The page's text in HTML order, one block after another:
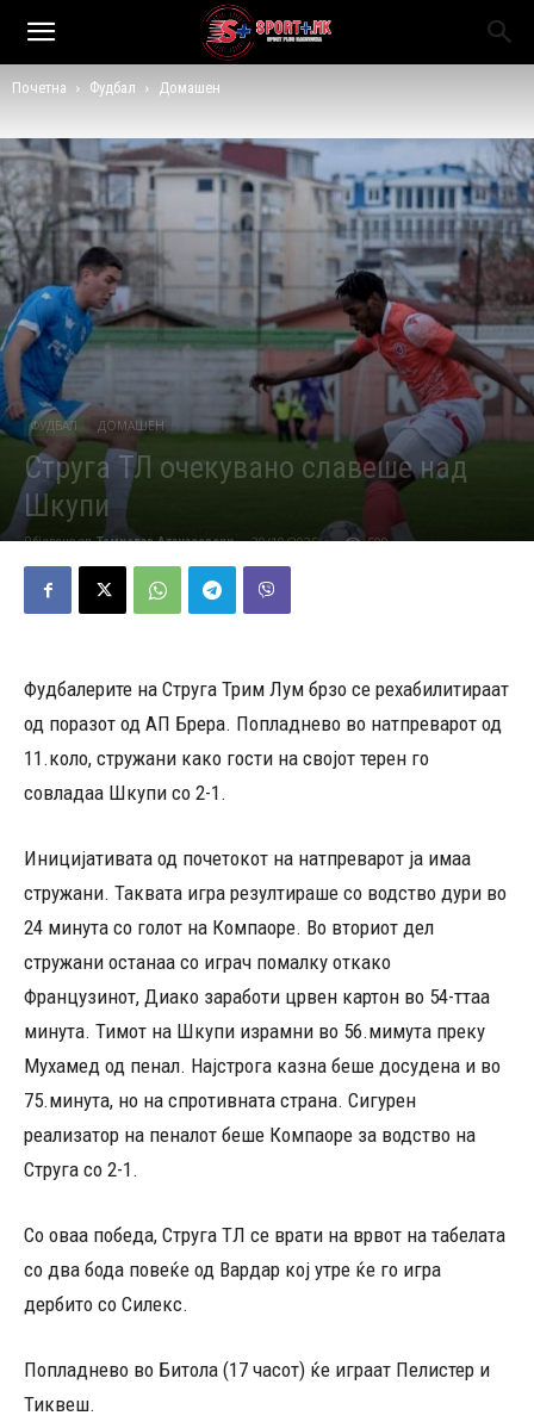
Почетна Фудбал Домашен
ФУДБАЛ ДОМАШЕН
Струга ТЛ очекувано славеше над
Шкупи
Објавено од Томислав Атанасовски - 30/10/2025 509
Фудбалерите на Струга Трим Лум брзо се рехабилитираат
од поразот од АП Брера. Попладнево во натпреварот од
11.коло, стружани како гости на својот терен го
совладаа Шкупи со 2-1.
Иницијативата од почетокот на натпреварот ја имаа
стружани. Таквата игра резултираше со водство дури во
24 минута со голот на Компаоре. Во вториот дел
стружани останаа со играч помалку откако
Французинот, Диако заработи црвен картон во 54-ттаа
минута. Тимот на Шкупи израмни во 56.мимута преку
Мухамед од пенал. Најстрога казна беше досудена и во
75.минута, но на спротивната страна. Сигурен
реализатор на пеналот беше Компаоре за водство на
Струга со 2-1.
Со оваа победа, Струга ТЛ се врати на врвот на табелата
со два бода повеќе од Вардар кој утре ќе го игра
дербито со Силекс.
Попладнево во Битола (17 часот) ќе играат Пелистер и
Тиквеш.